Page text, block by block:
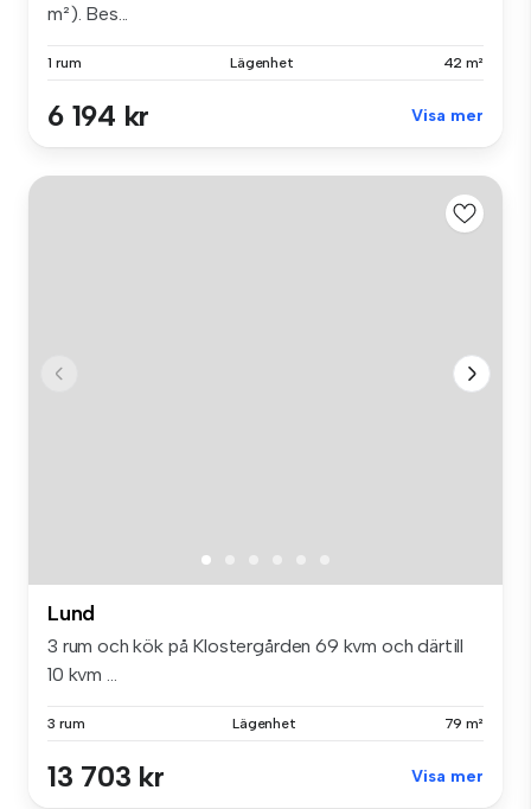
m²). Bes...
1 rum Lägenhet 42 m²
6 194 kr Visa mer
Lund
3 rum och kök på Klostergården 69 kvm och därtill
10 kvm ...
3 rum Lägenhet 79 m²
13 703 kr Visa mer